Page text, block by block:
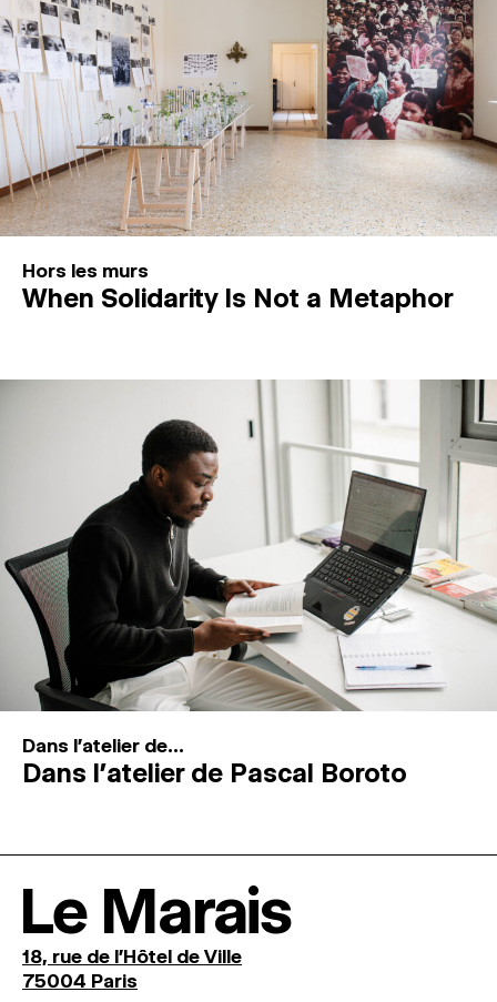
Hors les murs
When Solidarity Is Not a Metaphor
Dans l'atelier de...
Dans l’atelier de Pascal Boroto
Le Marais
18, rue de l'Hôtel de Ville
75004 Paris